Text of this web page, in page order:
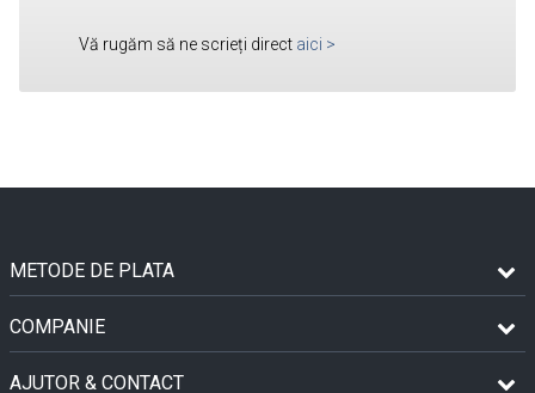
Vă rugăm să ne scrieți direct aici >
METODE DE PLATA
COMPANIE
AJUTOR & CONTACT